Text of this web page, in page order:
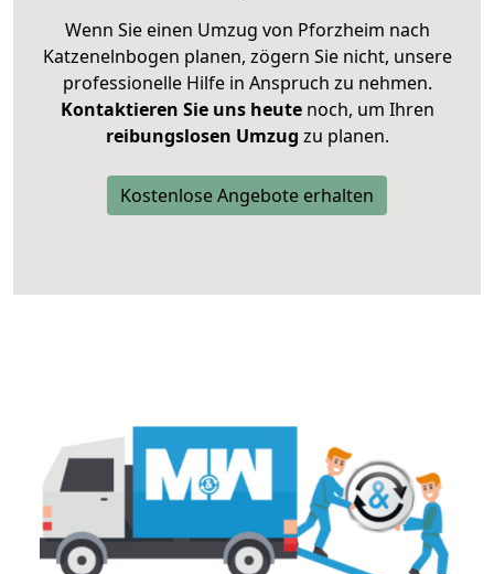
Wenn Sie einen Umzug von Pforzheim nach
Katzenelnbogen planen, zögern Sie nicht, unsere
professionelle Hilfe in Anspruch zu nehmen.
Kontaktieren Sie uns heutenoch, um Ihren
reibungslosen Umzug zu planen.
Kostenlose Angebote erhalten